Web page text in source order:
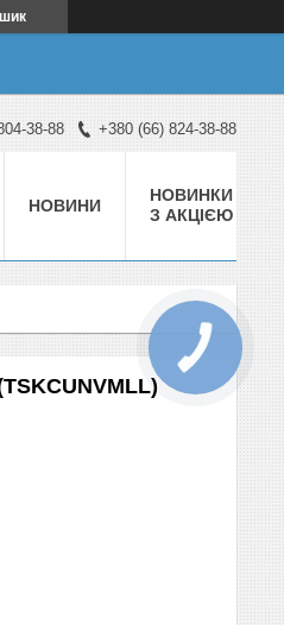
38-88 +380 (66) 824-38-88
НОВИНИ
НОВИНКИ
З АКЦІЄЮ